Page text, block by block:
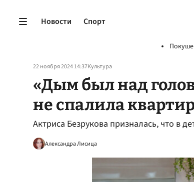
Новости Спорт
22 ноября 2024 14:37Культура
«Дым был над
не спалила
Актриса Безрукова призналась, что в
Александра Лисица